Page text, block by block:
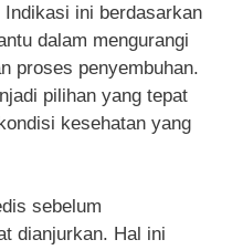
ini berdasarkan
dalam mengurangi
proses penyembuhan.
pilihan yang tepat
kesehatan yang
sebelum
dianjurkan. Hal ini